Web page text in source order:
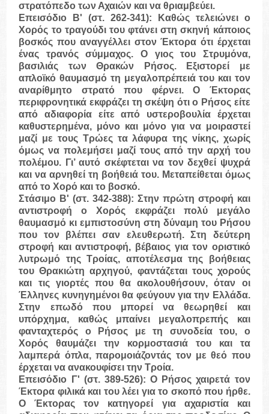
στρατόπεδο των Αχαιών και να θριαμβεύει.
Επεισόδιο Β' (στ. 262-341): Καθώς τελειώνει ο
Χορός το τραγούδι του φτάνει στη σκηνή κάποιος
βοσκός που αναγγέλλει στον Έκτορα ότι έρχεται
ένας τρανός σύμμαχος. Ο γιος του Στρυμόνα,
βασιλιάς των Θρακών Ρήσος. Εξιστορεί με
απλοϊκό θαυμασμό τη μεγαλοπρέπειά του και τον
αναρίθμητο στρατό που φέρνει. Ο Έκτορας
περιφρονητικά εκφράζει τη σκέψη ότι ο Ρήσος είτε
από αδιαφορία είτε από υστεροβουλία έρχεται
καθυστερημένα, μόνο και μόνο για να μοιραστεί
μαζί με τους Τρώες τα λάφυρα της νίκης, χωρίς
όμως να πολεμήσει μαζί τους από την αρχή του
πολέμου. Γι’ αυτό σκέφτεται να τον δεχθεί ψυχρά
και να αρνηθεί τη βοήθειά του. Μεταπείθεται όμως
από το Χορό και το βοσκό.
Στάσιμο Β' (στ. 342-388): Στην πρώτη στροφή και
αντιστροφή ο Χορός εκφράζει πολύ μεγάλο
θαυμασμό κι εμπιστοσύνη στη δύναμη του Ρήσου
που τον βλέπει σαν ελευθερωτή. Στη δεύτερη
στροφή και αντιστροφή, βέβαιος για τον οριστικό
λυτρωμό της Τροίας, αποτέλεσμα της βοήθειας
του Θρακιώτη αρχηγού, φαντάζεται τους χορούς
και τις γιορτές που θα ακολουθήσουν, όταν οι
Έλληνες κυνηγημένοι θα φεύγουν για την Ελλάδα.
Στην επωδό που μπορεί να θεωρηθεί και
υπόρχημα, καθώς μπαίνει μεγαλοπρεπής και
φανταχτερός ο Ρήσος με τη συνοδεία του, ο
Χορός θαυμάζει την κορμοστασιά του και τα
λαμπερά όπλα, παρομοιάζοντάς τον με θεό που
έρχεται να ανακουφίσει την Τροία.
Επεισόδιο Γ' (στ. 389-526): Ο Ρήσος χαιρετά τον
Έκτορα φιλικά και του λέει για το σκοπό που ήρθε.
Ο Έκτορας τον κατηγορεί για αχαριστία και